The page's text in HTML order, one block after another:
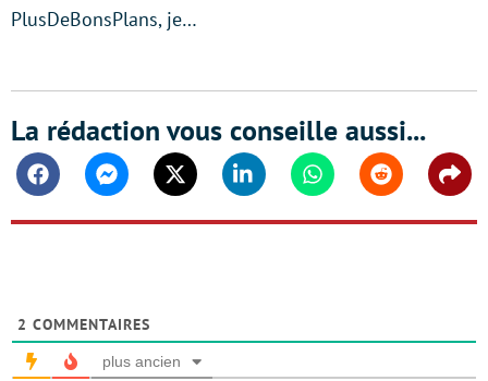
PlusDeBonsPlans, je…
La rédaction vous conseille aussi...
FacebookMessengerTwitter Linkedin WhatsappReddit
2 COMMENTAIRES
plus ancien